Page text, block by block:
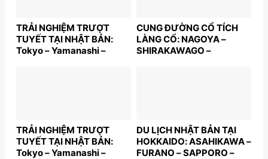
TRẢI NGHIỆM TRƯỢT
TUYẾT TẠI NHẬT BẢN:
Tokyo – Yamanashi –
CUNG ĐƯỜNG CỔ TÍCH
LÀNG CỔ: NAGOYA –
SHIRAKAWAGO –
TRẢI NGHIỆM TRƯỢT
TUYẾT TẠI NHẬT BẢN:
Tokyo – Yamanashi –
DU LỊCH NHẬT BẢN TẠI
HOKKAIDO: ASAHIKAWA –
FURANO – SAPPORO –